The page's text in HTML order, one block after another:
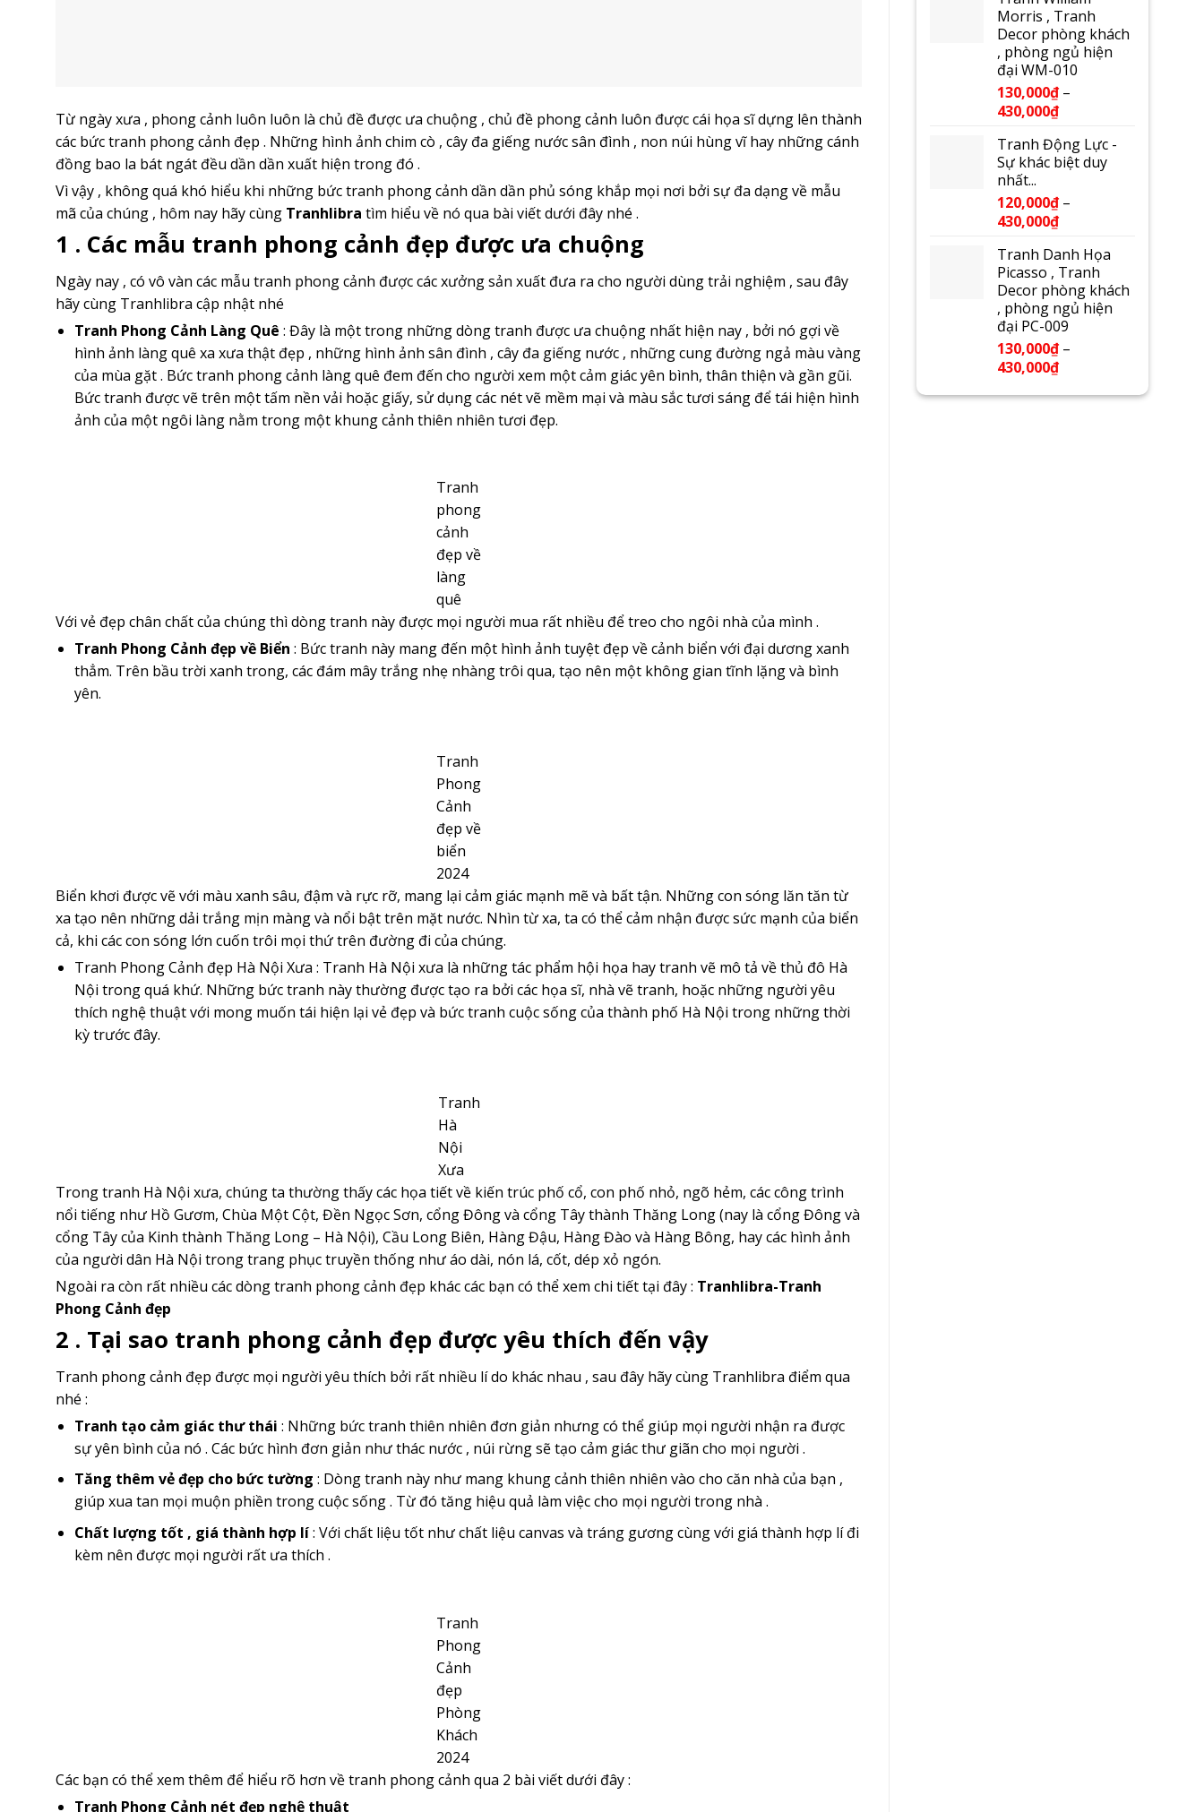
Từ ngày xưa , phong cảnh luôn luôn là chủ đề được ưa chuộng , chủ đề phong cảnh luôn được cái họa sĩ dựng lên thành
các bức tranh phong cảnh đẹp . Những hình ảnh chim cò , cây đa giếng nước sân đình , non núi hùng vĩ hay những cánh
đồng bao la bát ngát đều dần dần xuất hiện trong đó .
Vì vậy , không quá khó hiểu khi những bức tranh phong cảnh dần dần phủ sóng khắp mọi nơi bởi sự đa dạng về mẫu
mã của chúng , hôm nay hãy cùng Tranhlibra tìm hiểu về nó qua bài viết dưới đây nhé .
1 . Các mẫu tranh phong cảnh đẹp được ưa chuộng
Ngày nay , có vô vàn các mẫu tranh phong cảnh được các xưởng sản xuất đưa ra cho người dùng trải nghiệm , sau đây
hãy cùng Tranhlibra cập nhật nhé
Tranh Phong Cảnh Làng Quê : Đây là một trong những dòng tranh được ưa chuộng nhất hiện nay , bởi nó gợi về
hình ảnh làng quê xa xưa thật đẹp , những hình ảnh sân đình , cây đa giếng nước , những cung đường ngả màu vàng
của mùa gặt . Bức tranh phong cảnh làng quê đem đến cho người xem một cảm giác yên bình, thân thiện và gần gũi.
Bức tranh được vẽ trên một tấm nền vải hoặc giấy, sử dụng các nét vẽ mềm mại và màu sắc tươi sáng để tái hiện hình
ảnh của một ngôi làng nằm trong một khung cảnh thiên nhiên tươi đẹp.
Tranh
phong
cảnh
đẹp về
làng
quê
Với vẻ đẹp chân chất của chúng thì dòng tranh này được mọi người mua rất nhiều để treo cho ngôi nhà của mình .
Tranh Phong Cảnh đẹp về Biển : Bức tranh này mang đến một hình ảnh tuyệt đẹp về cảnh biển với đại dương xanh
thẳm. Trên bầu trời xanh trong, các đám mây trắng nhẹ nhàng trôi qua, tạo nên một không gian tĩnh lặng và bình
yên.
Tranh
Phong
Cảnh
đẹp về
biển
2024
Biển khơi được vẽ với màu xanh sâu, đậm và rực rỡ, mang lại cảm giác mạnh mẽ và bất tận. Những con sóng lăn tăn từ
xa tạo nên những dải trắng mịn màng và nổi bật trên mặt nước. Nhìn từ xa, ta có thể cảm nhận được sức mạnh của biển
cả, khi các con sóng lớn cuốn trôi mọi thứ trên đường đi của chúng.
Tranh Phong Cảnh đẹp Hà Nội Xưa : Tranh Hà Nội xưa là những tác phẩm hội họa hay tranh vẽ mô tả về thủ đô Hà
Nội trong quá khứ. Những bức tranh này thường được tạo ra bởi các họa sĩ, nhà vẽ tranh, hoặc những người yêu
thích nghệ thuật với mong muốn tái hiện lại vẻ đẹp và bức tranh cuộc sống của thành phố Hà Nội trong những thời
kỳ trước đây.
Tranh
Hà
Nội
Xưa
Trong tranh Hà Nội xưa, chúng ta thường thấy các họa tiết về kiến trúc phố cổ, con phố nhỏ, ngõ hẻm, các công trình
nổi tiếng như Hồ Gươm, Chùa Một Cột, Đền Ngọc Sơn, cổng Đông và cổng Tây thành Thăng Long (nay là cổng Đông và
cổng Tây của Kinh thành Thăng Long – Hà Nội), Cầu Long Biên, Hàng Đậu, Hàng Đào và Hàng Bông, hay các hình ảnh
của người dân Hà Nội trong trang phục truyền thống như áo dài, nón lá, cốt, dép xỏ ngón.
Ngoài ra còn rất nhiều các dòng tranh phong cảnh đẹp khác các bạn có thể xem chi tiết tại đây : Tranhlibra-Tranh
Phong Cảnh đẹp
2 . Tại sao tranh phong cảnh đẹp được yêu thích đến vậy
Tranh phong cảnh đẹp được mọi người yêu thích bởi rất nhiều lí do khác nhau , sau đây hãy cùng Tranhlibra điểm qua
nhé :
Tranh tạo cảm giác thư thái : Những bức tranh thiên nhiên đơn giản nhưng có thể giúp mọi người nhận ra được
sự yên bình của nó . Các bức hình đơn giản như thác nước , núi rừng sẽ tạo cảm giác thư giãn cho mọi người .
Tăng thêm vẻ đẹp cho bức tường : Dòng tranh này như mang khung cảnh thiên nhiên vào cho căn nhà của bạn ,
giúp xua tan mọi muộn phiền trong cuộc sống . Từ đó tăng hiệu quả làm việc cho mọi người trong nhà .
Chất lượng tốt , giá thành hợp lí: Với chất liệu tốt như chất liệu canvas và tráng gương cùng với giá thành hợp lí đi
kèm nên được mọi người rất ưa thích .
Tranh
Phong
Cảnh
đẹp
Phòng
Khách
2024
Các bạn có thể xem thêm để hiểu rõ hơn về tranh phong cảnh qua 2 bài viết dưới đây :
Tranh Phong Cảnh nét đẹp nghệ thuật
Morris , Tranh
Decor phòng khách
, phòng ngủ hiện
đại WM-010
130,000₫ –
430,000₫
Tranh Động Lực -
Sự khác biệt duy
nhất...
120,000₫ –
430,000₫
Tranh Danh Họa
Picasso , Tranh
Decor phòng khách
, phòng ngủ hiện
đại PC-009
130,000₫ –
430,000₫